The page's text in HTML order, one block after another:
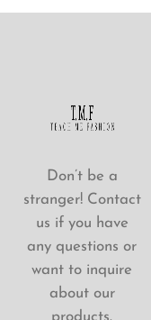
Don’t be a
stranger! Contact
us if you have
any questions or
want to inquire
about our